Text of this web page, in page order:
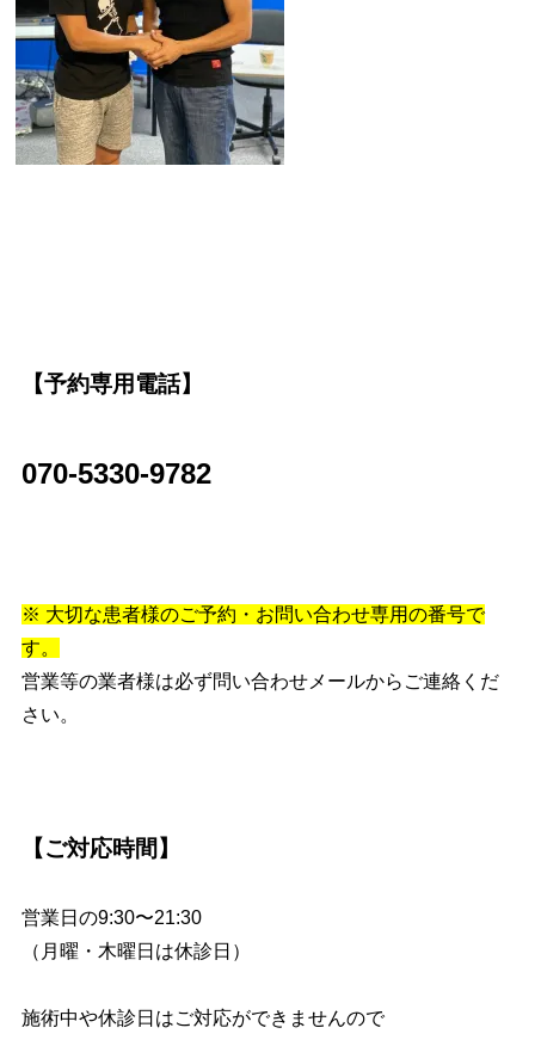
【予約専用電話】
070-5330-9782
※ 大切な患者様のご予約・お問い合わせ専用の番号で
す。
営業等の業者様は必ず問い合わせメールからご連絡くだ
さい。
【ご対応時間】
営業日の9:30〜21:30
（月曜・木曜日は休診日）
施術中や休診日はご対応ができませんので